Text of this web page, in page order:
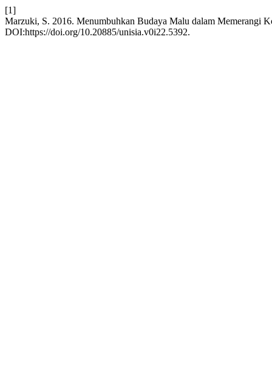
[1]
Marzuki, S. 2016. Menumbuhkan Budaya Malu dalam Memerangi
DOI:https://doi.org/10.20885/unisia.v0i22.5392.